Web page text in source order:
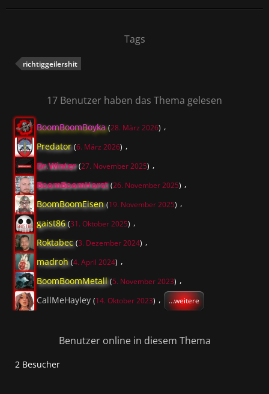
Tags
richtiggeilershit
17 Benutzer haben das Thema gelesen
BoomBoomBoyka (28. März 2026)
Predator (6. März 2026)
Dr.Winter (27. November 2025)
BoomBoomHorst (26. November 2025)
BoomBoomEisen (19. November 2025)
gaist86 (31. Oktober 2025)
Roktabec (3. Dezember 2024)
madroh (4. April 2024)
BoomBoomMetall (5. November 2023)
CallMeHayley (14. Oktober 2023) ...weitere
Benutzer online in diesem Thema
2 Besucher